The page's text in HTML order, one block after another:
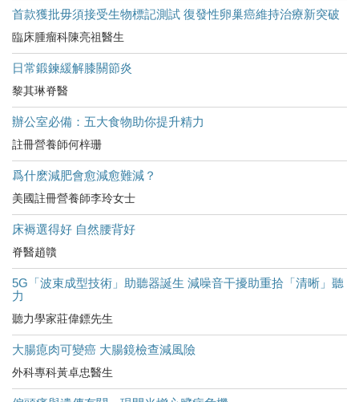
首款獲批毋須接受生物標記測試 復發性卵巢癌維持治療新突破
臨床腫瘤科陳亮祖醫生
日常鍛鍊緩解膝關節炎
黎其琳脊醫
辦公室必備：五大食物助你提升精力
註冊營養師何梓珊
爲什麽減肥會愈減愈難減？
美國註冊營養師李玲女士
床褥選得好 自然腰背好
脊醫趙贛
5G「波束成型技術」助聽器誕生 減噪音干擾助重拾「清晰」聽
力
聽力學家莊偉鏢先生
大腸瘜肉可變癌 大腸鏡檢查減風險
外科專科黃卓忠醫生